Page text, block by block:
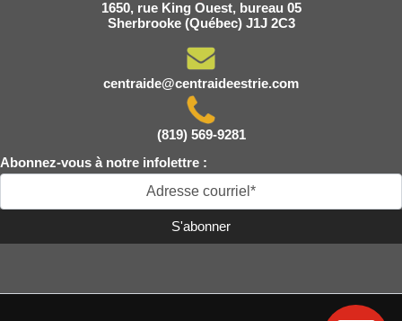
1650, rue King Ouest, bureau 05
Sherbrooke (Québec) J1J 2C3
centraide@centraideestrie.com
(819) 569-9281
Abonnez-vous à notre infolettre :